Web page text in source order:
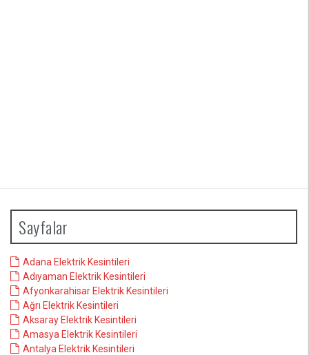
Sayfalar
Adana Elektrik Kesintileri
Adıyaman Elektrik Kesintileri
Afyonkarahisar Elektrik Kesintileri
Ağrı Elektrik Kesintileri
Aksaray Elektrik Kesintileri
Amasya Elektrik Kesintileri
Antalya Elektrik Kesintileri